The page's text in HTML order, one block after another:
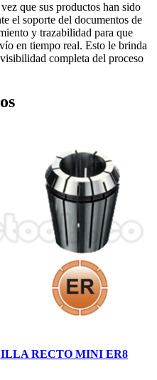
que sus productos han sido
el soporte del documentos de
y trazabilidad para que
en tiempo real. Esto le brinda
completa del proceso
RECTO MINI ER8